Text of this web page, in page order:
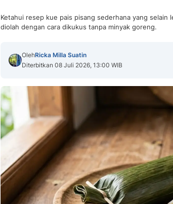
Ketahui resep kue pais pisang sederhana yang selain
diolah dengan cara dikukus tanpa minyak goreng.
OlehRicka Milla Suatin
Diterbitkan 08 Juli 2026, 13:00 WIB